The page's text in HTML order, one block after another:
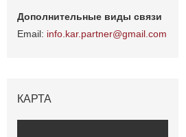
info.kar.partner@gmail.com
КАРТА